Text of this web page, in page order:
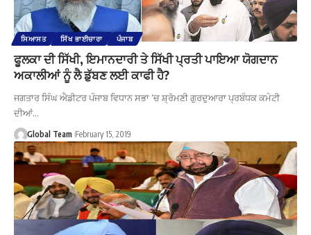
ਸਿਆਸਤ ਸਿੱਖ ਭਾਈਚਾਰਾ ਪੰਜਾਬ
ਫੂਲਕਾ ਦੀ ਸਿੱਖੀ, ਇਮਾਨਦਾਰੀ ਤੇ ਸਿੱਖੀ ਪ੍ਰਤੀ ਪਾਇਆ ਯੋਗਦਾਨ
ਅਕਾਲੀਆਂ ਨੂੰ ਲੈ ਡੁੱਬਣ ਲਈ ਕਾਫੀ ਹੈ?
ਜਗਤਾਰ ਸਿੰਘ ਐਡੀਟਰ ਪੰਜਾਬ ਵਿਧਾਨ ਸਭਾ ‘ਚ ਸ਼੍ਰੋਮਣੀ ਗੁਰਦੁਆਰਾ ਪ੍ਰਬੰਧਕ ਕਮੇਟੀ
ਦੀਆਂ…
Global Team February 15, 2019